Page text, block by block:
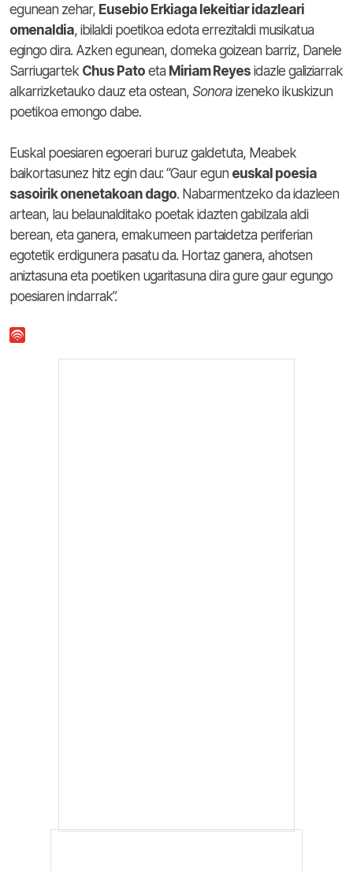
egunean zehar, Eusebio Erkiaga lekeitiar idazleari
omenaldia, ibilaldi poetikoa edota errezitaldi musikatua
egingo dira. Azken egunean, domeka goizean barriz, Danele
Sarriugartek Chus Pato eta Miriam Reyes idazle galiziarrak
alkarrizketauko dauz eta ostean, Sonora izeneko ikuskizun
poetikoa emongo dabe.
Euskal poesiaren egoerari buruz galdetuta, Meabek
baikortasunez hitz egin dau: “Gaur egun euskal poesia
sasoirik onenetakoan dago. Nabarmentzeko da idazleen
artean, lau belaunalditako poetak idazten gabilzala aldi
berean, eta ganera, emakumeen partaidetza periferian
egotetik erdigunera pasatu da. Hortaz ganera, ahotsen
aniztasuna eta poetiken ugaritasuna dira gure gaur egungo
poesiaren indarrak”.